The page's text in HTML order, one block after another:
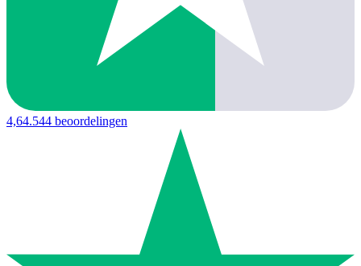
4,64.544 beoordelingen